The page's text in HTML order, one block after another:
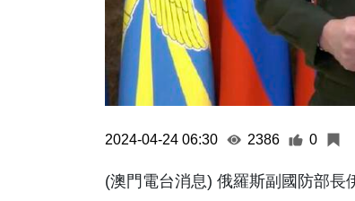
2024-04-24 06:30 2386 0
(澳門電台消息) 俄羅斯副國防部長